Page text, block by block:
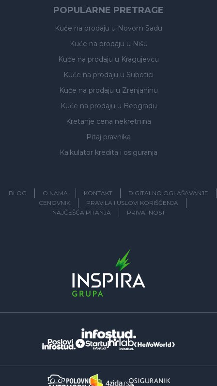
POPULARNE PRETRAGE
Kuće na prodaju u Novom Sadu
Kuće na prodaju u Nišu
Kuće na prodaju u Kragujevcu
Kuće na prodaju u Subotici
Kuće na prodaju u Zrenjaninu
Kuće na prodaju u Beogradu
Kretanje cena nekretnina
Pitaj pravnika
Kalkulator kredita i osiguranja
BLOG O NAMA KONTAKT
DIGITALNO OGLAŠAVANJE
CENOVNIK
PRAVILA I USLOVI KORIŠĆENJA
NAJČEŠĆA PITANJA
PRIVATNOST